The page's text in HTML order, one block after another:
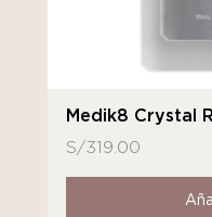
Medik8 Crystal
S/319.00